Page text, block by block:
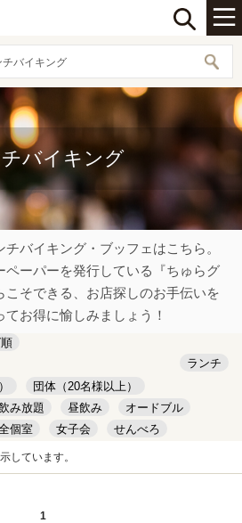
バイキング
バイキング
バイキング・ブッフェはこちら。
ペーパーを発行している『ちゅらグ
こそできる、お店探しのお手伝いを
お得に愉しみましょう！
ランチ
団体（20名様以上）
み放題 昼飲み
オードブル
個室 女子会
せんべろ
ート
しています。
1